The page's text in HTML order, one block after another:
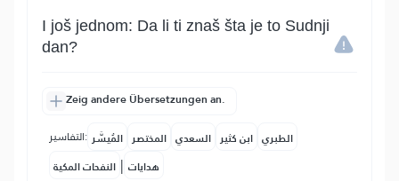
I još jednom: Da li ti znaš šta je to Sudnji
dan?
Zeig andere Übersetzungen an.
التفاسير: المُيسَّر المختصر السعدي ابن كثير الطبري
النفحات المكية | هدايات